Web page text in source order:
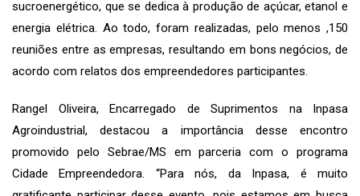
sucroenergético, que se dedica à produção de açúcar, etanol e
energia elétrica. Ao todo, foram realizadas, pelo menos ,150
reuniões entre as empresas, resultando em bons negócios, de
acordo com relatos dos empreendedores participantes.
Rangel Oliveira, Encarregado de Suprimentos na Inpasa
Agroindustrial, destacou a importância desse encontro
promovido pelo Sebrae/MS em parceria com o programa
Cidade Empreendedora. “Para nós, da Inpasa, é muito